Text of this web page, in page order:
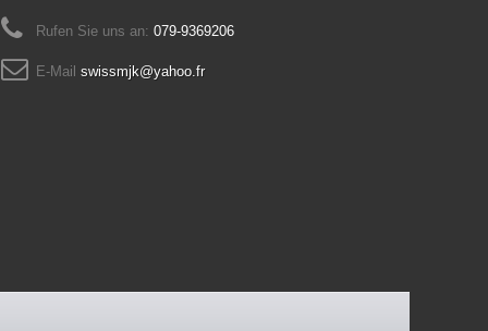
Rufen Sie uns an: 079-9369206
E-Mail swissmjk@yahoo.fr